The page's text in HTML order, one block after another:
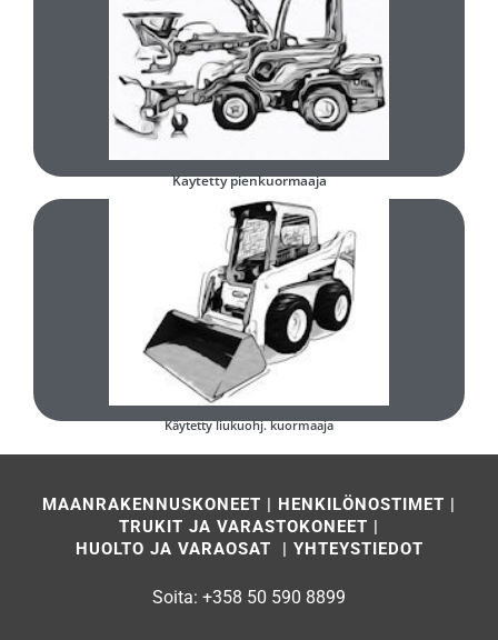
Käytetty pienkuormaaja
Minkä tyyppinen käytetty pienkuormaaja olisi teille sopiva?
Täytä ja lähetä lomake
Käytetty liukuohj. kuormaaja
Minkä tyyppinen käytetty liukuohjattu kuormaaja olisi teille sopiva?
Täytä ja lähetä lomake
MAANRAKENNUSKONEET | HENKILÖNOSTIMET |
TRUKIT JA VARASTOKONEET |
HUOLTO JA VARAOSAT | YHTEYSTIEDOT
Soita: +358 50 590 8899